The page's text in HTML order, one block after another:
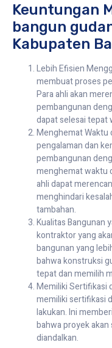
Keuntungan
bangun
Kabupaten
Lebih Efisien
membuat proses
Para ahli akan
pembangunan
dapat selesai tepat
Menghemat Waktu
pengalaman dan
pembangunan
menghemat waktu
ahli dapat
menghindari
tambahan.
Kualitas Bangunan
kontraktor yang
bangunan yang
bahwa konstruksi
tepat dan memilih
Memiliki Sertifikasi
memiliki sertifikasi
lakukan. Ini
bahwa proyek
diandalkan.